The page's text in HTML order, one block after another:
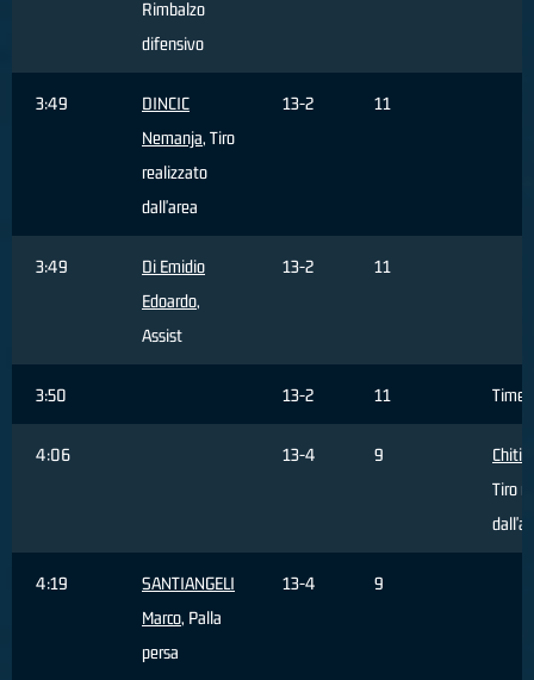
Rimbalzo
difensivo
3:49
DINCIC
Nemanja, Tiro
realizzato
dall'area
13-2 11
3:49
Di Emidio
Edoardo,
Assist
13-2 11
3:50 13-2 11
4:06 13-4 9
Chiti
Tiro
4:19
SANTIANGELI
Marco, Palla
persa
13-4 9